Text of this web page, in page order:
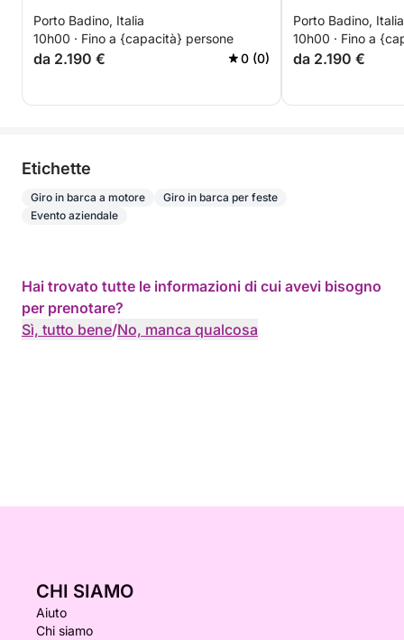
Porto Badino, Italia
10h00 · Fino a {capacità} persone
da 2.190 € 0 (0)
Porto Badino, Italia
10h00 · Fino a
da 2.190 €
Etichette
Giro in barca a motore
Giro in barca per feste
Evento aziendale
Hai trovato tutte le informazioni di cui avevi bisogno
per prenotare?
Sì, tutto bene/No, manca qualcosa
CHI SIAMO
Aiuto
Chi siamo